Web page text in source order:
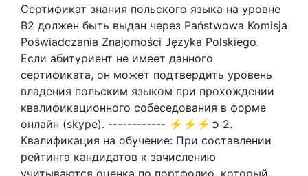
Сертификат знания польского языка на уровне
В2 должен быть выдан через Państwowa Komisja
Poświadczania Znajomości Języka Polskiego.
Если абитуриент не имеет данного
сертификата, он может подтвердить уровень
владения польским языком при прохождении
квалификационного собеседования в форме
онлайн (skype). ------------ ⚡⚡⚡➲ 2.
Квалификация на обучение: При составлении
рейтинга кандидатов к зачислению
учитываются оценка по портфолио, который